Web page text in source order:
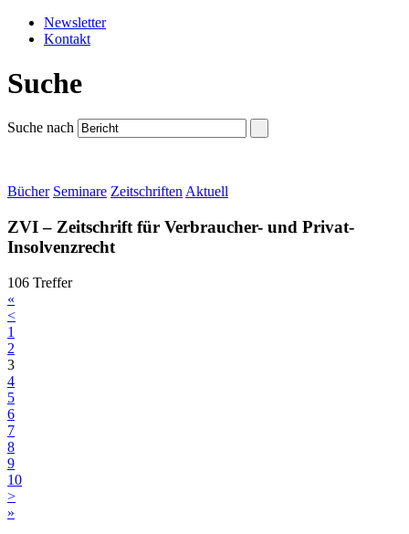
Newsletter
Kontakt
Suche
Suche nach
Bücher Seminare ZeitschriftenAktuell
ZVI – Zeitschrift für Verbraucher- und Privat-
Insolvenzrecht
106 Treffer
«
<
1
2
3
4
5
6
7
8
9
10
>
»